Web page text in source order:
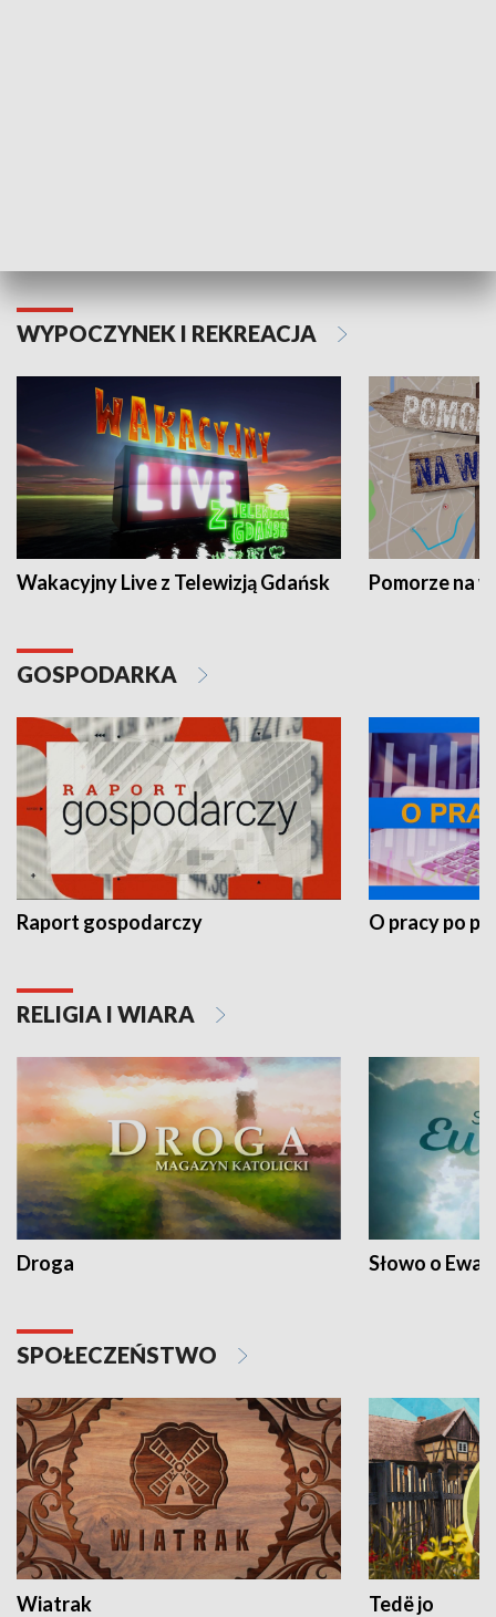
WYPOCZYNEK I REKREACJA
Wakacyjny Live z Telewizją Gdańsk Pomorze na
GOSPODARKA
Raport gospodarczy O pracy po
RELIGIA I WIARA
Droga Słowo o
SPOŁECZEŃSTWO
Wiatrak Tedë jo